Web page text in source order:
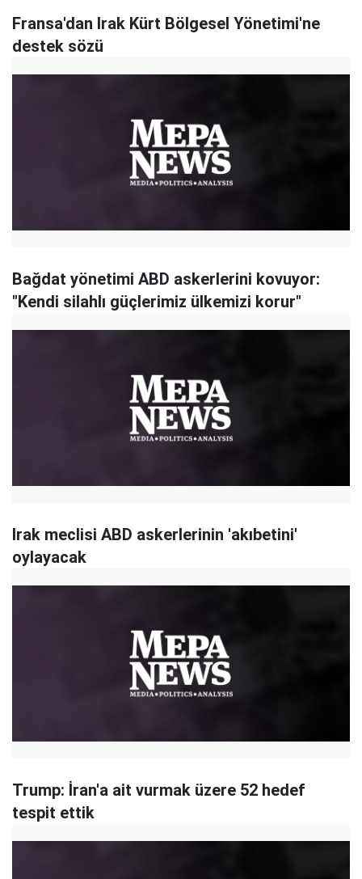
Fransa'dan Irak Kürt Bölgesel Yönetimi'ne
destek sözü
Bağdat yönetimi ABD askerlerini kovuyor:
"Kendi silahlı güçlerimiz ülkemizi korur"
Irak meclisi ABD askerlerinin 'akıbetini'
oylayacak
Trump: İran'a ait vurmak üzere 52 hedef
tespit ettik